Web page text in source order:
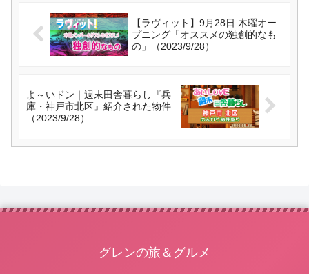
【ラヴィット】9月28日 木曜オー
プニング「オススメの独創的なも
の」（2023/9/28）
よ～いドン｜週末田舎暮らし『兵
庫・神戸市北区』紹介された物件
（2023/9/28）
グレンの旅＆グルメ